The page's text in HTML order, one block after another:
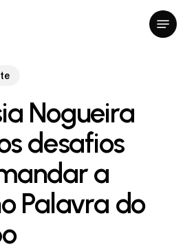
Menu
Nogueira
desafios
a
Palavra do